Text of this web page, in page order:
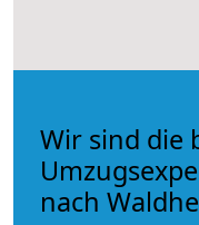
Wir sind die
nach